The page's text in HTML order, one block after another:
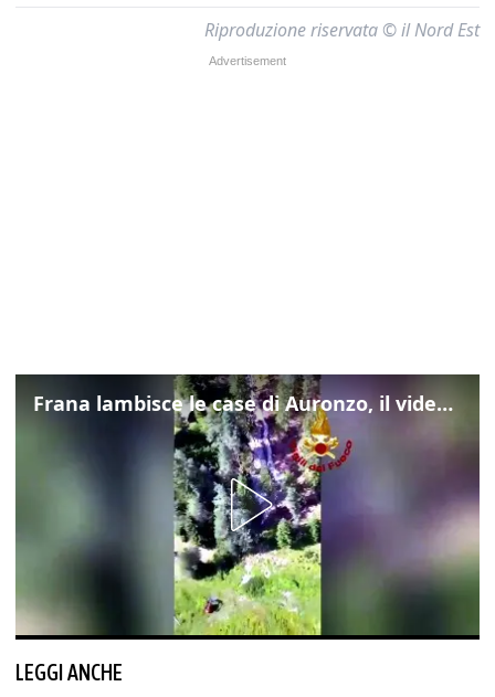
Riproduzione riservata © il Nord Est
Frana lambisce le case di Auronzo, il video dall'elicottero dei vigili del fuoco
LEGGI ANCHE